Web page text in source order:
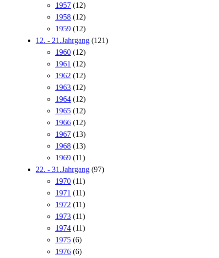
1957 (12)
1958 (12)
1959 (12)
12. - 21.Jahrgang (121)
1960 (12)
1961 (12)
1962 (12)
1963 (12)
1964 (12)
1965 (12)
1966 (12)
1967 (13)
1968 (13)
1969 (11)
22. - 31.Jahrgang (97)
1970 (11)
1971 (11)
1972 (11)
1973 (11)
1974 (11)
1975 (6)
1976 (6)